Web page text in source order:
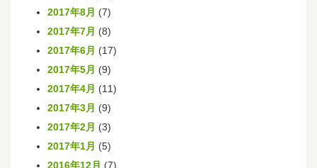
2017年8月 (7)
2017年7月 (8)
2017年6月 (17)
2017年5月 (9)
2017年4月 (11)
2017年3月 (9)
2017年2月 (3)
2017年1月 (5)
2016年12月 (7)